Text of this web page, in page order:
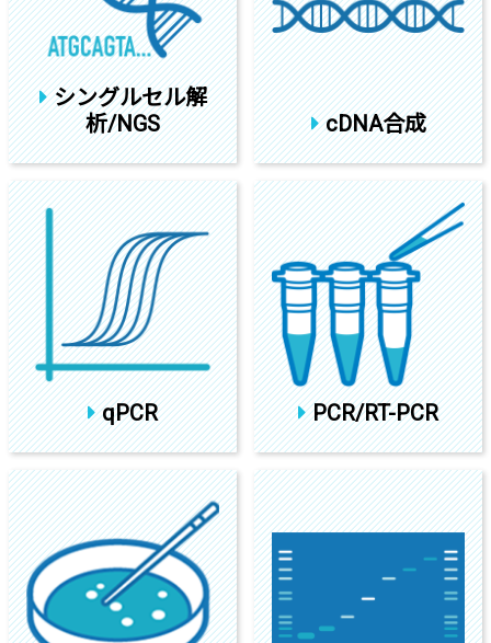
シングルセル解
析/NGS
cDNA合成
qPCR PCR/RT-PCR